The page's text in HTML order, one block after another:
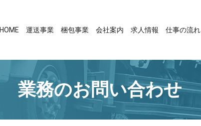
HOME 運送事業 梱包事業 会社案内 求人情報 仕事の流れ
業務のお問い合わせ